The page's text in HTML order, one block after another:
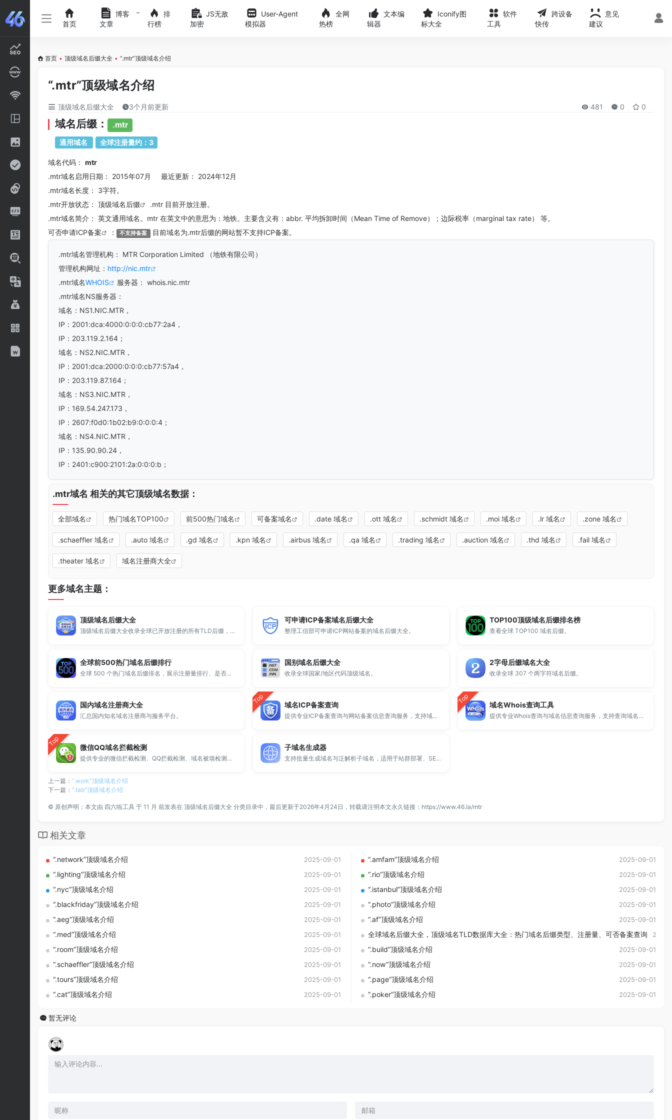
首页
博客
文章
排
行榜
JS无敌
加密
User-Agent
模拟器
全网
热榜
文本编
辑器
Iconify图
标大全
软件
工具
跨设备
快传
意见
建议
首页 • 顶级域名后缀大全 • “.mtr”顶级域名介绍
“.mtr”顶级域名介绍
顶级域名后缀大全 3个月前更新 481 0 0
域名后缀： .mtr
通用域名 全球注册量约：3
域名代码： mtr
.mtr域名 启用日期： 2015年07月 最近更新： 2024年12月
.mtr域名长度： 3字符。
.mtr开放状态： 顶级域名后缀
.mtr 目前开放注册。
.mtr域名简介： 英文通用域名。mtr 在英文中的意思为：地铁。主要含义有：abbr. 平均拆卸时间（Mean Time of Remove）；边际税率（marginal tax rate） 等。
可否申请ICP备案 ： 不支持备案 目前域名为.mtr后缀的网站暂不支持ICP备案。
.mtr域名管理机构： MTR Corporation Limited （地铁有限公司）
管理机构网址： http://nic.mtr
.mtr域名WHOIS
服务器： whois.nic.mtr
.mtr域名NS服务器：
域名：NS1.NIC.MTR，
IP：2001:dca:4000:0:0:0:cb77:2a4，
IP：203.119.2.164；
域名：NS2.NIC.MTR，
IP：2001:dca:2000:0:0:0:cb77:57a4，
IP：203.119.87.164；
域名：NS3.NIC.MTR，
IP：169.54.247.173，
IP：2607:f0d0:1b02:b9:0:0:0:4；
域名：NS4.NIC.MTR，
IP：135.90.90.24，
IP：2401:c900:2101:2a:0:0:0:b；
.mtr域名 相关的其它顶级域名数据：
全部域名 热门域名TOP100 前500热门域名 可备案域名 .date 域名 .ott 域名 .schmidt 域名 .moi 域名 .lr 域名 .zone 域名
.schaeffler 域名 .auto 域名 .gd 域名 .kpn 域名 .airbus 域名 .qa 域名 .trading 域名 .auction 域名 .thd 域名 .fail 域名
.theater 域名 域名注册商大全
更多域名主题：
顶级域名后缀大全
顶级域名后缀大全收录全球已开放注册的所有TLD后缀，包括gTLD、ccTLD、品牌域名后缀等。
可申请ICP备案域名后缀大全
整理工信部可申请ICP网站备案的域名后缀大全。
TOP100顶级域名后缀排名榜
查看全球 TOP100 域名后缀。
全球前500热门域名后缀排行
全球 500 个热门域名后缀排名，展示注册量排行、是否可备案、适用范围与用途简介，帮助企业与个人在 2025 年快速选择合适的顶级域名。
国别域名后缀大全
收录全球国家/地区代码顶级域名。
2字母后缀域名大全
收录全球 307 个两字符域名后缀。
国内域名注册商大全
汇总国内知名域名注册商与服务平台。
Top 域名ICP备案查询
提供专业ICP备案查询与网站备案信息查询服务，支持域名备案号查询、网站是否备案检测及备案信息快速获取，适用于站长工具、域名检测与SEO分析。
Top 域名Whois查询工具
提供专业Whois查询与域名信息查询服务，支持查询域名注册信息、注册商、到期时间及DNS记录，适用于域名检测、SEO分析及站长工具使用。
Top 微信QQ域名拦截检测
提供专业的微信拦截检测、QQ拦截检测、域名被墙检测服务，一键查询网站是否被封、被拦截或被限制访问。
子域名生成器
支持批量生成域名与泛解析子域名，适用于站群部署、SEO测试与开发环境使用。
上一篇： “.work”顶级域名介绍
下一篇： “.tab”顶级域名介绍
© 原创声明：本文由 四六啦工具 于 11 月 前发表在 顶级域名后缀大全 分类目录中，最后更新于2026年4月24日，转载请注明本文永久链接： https://www.46.la/mtr
相关文章
“.network”顶级域名介绍 2025-09-01 “.amfam”顶级域名介绍 2025-09-01
“.lighting”顶级域名介绍 2025-09-01 “.rio”顶级域名介绍 2025-09-01
“.nyc”顶级域名介绍 2025-09-01 “.istanbul”顶级域名介绍 2025-09-01
“.blackfriday”顶级域名介绍 2025-09-01 “.photo”顶级域名介绍 2025-09-01
“.aeg”顶级域名介绍 2025-09-01 “.af”顶级域名介绍 2025-09-01
“.med”顶级域名介绍 2025-09-01 全球域名后缀大全，顶级域名TLD数据库大全：热门域名后缀类型、注册量、可否备案查询
“.room”顶级域名介绍 2025-09-01 “.build”顶级域名介绍 2025-09-01
“.schaeffler”顶级域名介绍 2025-09-01 “.now”顶级域名介绍 2025-09-01
“.tours”顶级域名介绍 2025-09-01 “.page”顶级域名介绍 2025-09-01
“.cat”顶级域名介绍 2025-09-01 “.poker”顶级域名介绍 2025-09-01
暂无评论